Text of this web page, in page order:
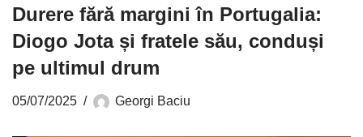
Durere fără margini în Portugalia:
Diogo Jota și fratele său, conduși
pe ultimul drum
05/07/2025 Georgi Baciu